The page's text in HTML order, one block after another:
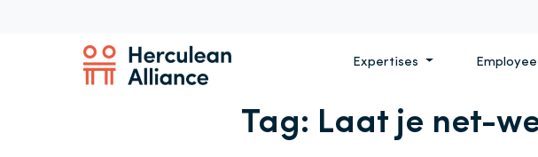
Expertises
Tag: Laat je net-